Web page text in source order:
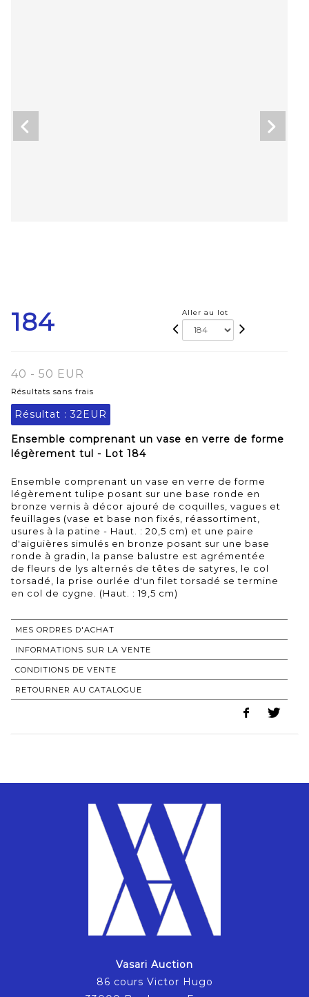
184 Aller au lot
40 - 50 EUR
Résultats sans frais
Résultat : 32EUR
Ensemble comprenant un vase en verre de forme
légèrement tul - Lot 184
Ensemble comprenant un vase en verre de forme
légèrement tulipe posant sur une base ronde en
bronze vernis à décor ajouré de coquilles, vagues et
feuillages (vase et base non fixés, réassortiment,
usures à la patine - Haut. : 20,5 cm) et une paire
d'aiguières simulés en bronze posant sur une base
ronde à gradin, la panse balustre est agrémentée
de fleurs de lys alternés de têtes de satyres, le col
torsadé, la prise ourlée d'un filet torsadé se termine
en col de cygne. (Haut. : 19,5 cm)
MES ORDRES D'ACHAT
INFORMATIONS SUR LA VENTE
CONDITIONS DE VENTE
RETOURNER AU CATALOGUE
Vasari Auction
86 cours Victor Hugo